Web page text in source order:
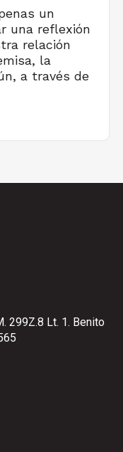
un
una reflexión
relación
la
a través de
299Z.8 Lt. 1. Benito